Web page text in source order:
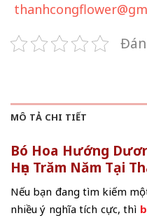
MÔ TẢ CHI TIẾT
Bó Hoa Hướng
Hẹn Trăm Năm Tại
Nếu bạn đang tìm kiếm
nhiều ý nghĩa tích cực, thì